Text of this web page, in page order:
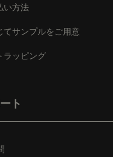
い方法
てサンプルをご用意
ラッピング
ト